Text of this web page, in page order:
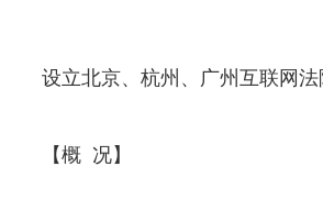
设立北京、杭州、广州互联网
【概 况】